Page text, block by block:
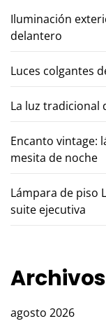
Iluminación
delantero
Luces colgantes
La luz tradicional
Encanto vintage:
mesita de noche
Lámpara de piso
suite ejecutiva
Archivos
agosto 2026